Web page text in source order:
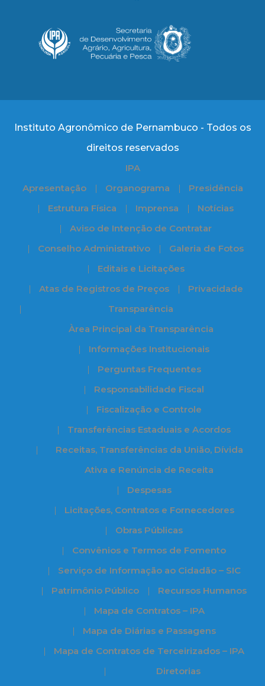
Instituto Agronômico de Pernambuco - Todos os
direitos reservados
IPA
Apresentação
Organograma
Presidência
Estrutura Física
Imprensa
Notícias
Aviso de Intenção de Contratar
Conselho Administrativo
Galeria de Fotos
Editais e Licitações
Atas de Registros de Preços
Privacidade
Transparência
Àrea Principal da Transparência
Informações Institucionais
Perguntas Frequentes
Responsabilidade Fiscal
Fiscalização e Controle
Transferências Estaduais e Acordos
Receitas, Transferências da União, Dívida
Ativa e Renúncia de Receita
Despesas
Licitações, Contratos e Fornecedores
Obras Públicas
Convênios e Termos de Fomento
Serviço de Informação ao Cidadão – SIC
Patrimônio Público
Recursos Humanos
Mapa de Contratos – IPA
Mapa de Diárias e Passagens
Mapa de Contratos de Terceirizados – IPA
Diretorias